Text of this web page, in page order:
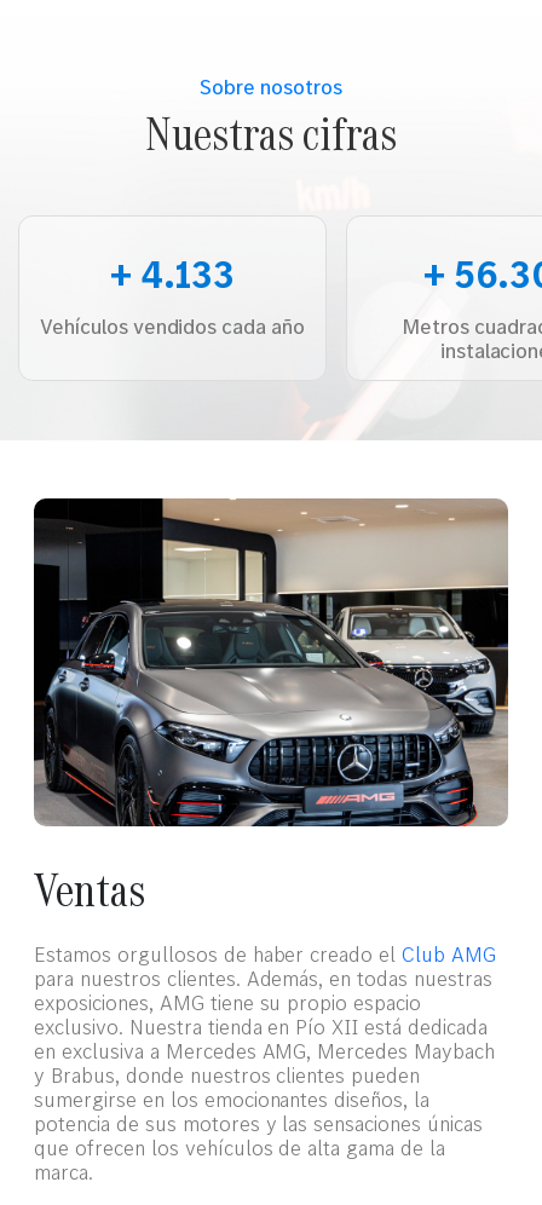
Sobre nosotros
Nuestras cifras
+ 6.003
Vehículos vendidos cada año
+
Metros
Ventas
Estamos orgullosos de haber creado elClub AMG
para nuestros clientes. Además, en todas nuestras
exposiciones, AMG tiene su propio espacio
exclusivo. Nuestra tienda en Pío XII está dedicada
en exclusiva a Mercedes AMG, Mercedes Maybach
y Brabus, donde nuestros clientes pueden
sumergirse en los emocionantes diseños, la
potencia de sus motores y las sensaciones únicas
que ofrecen los vehículos de alta gama de la
marca.